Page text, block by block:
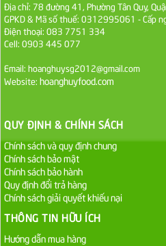
Sa Tế Tôm
Ớt Sa Tế
Nước
Địa chỉ: 78 đường 41, Phường Tân Quy,
GPKD & Mã số thuế: 0312995061 - Cấp
Điện thoại: 083 7751 334
Cell: 0903 445 077
Email: hoanghuysg2012@gmail.com
Website: hoanghuyfood.com
QUY ĐỊNH & CHÍNH SÁCH
Chính sách và quy định chung
Chính sách bảo mật
Chính sách bảo hành
Quy định đổi trả hàng
Chính sách giải quyết khiếu nại
THÔNG TIN HỮU ÍCH
Hướng dẫn mua hàng